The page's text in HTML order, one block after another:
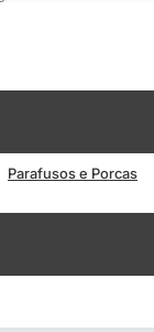
Parafusos e Porcas